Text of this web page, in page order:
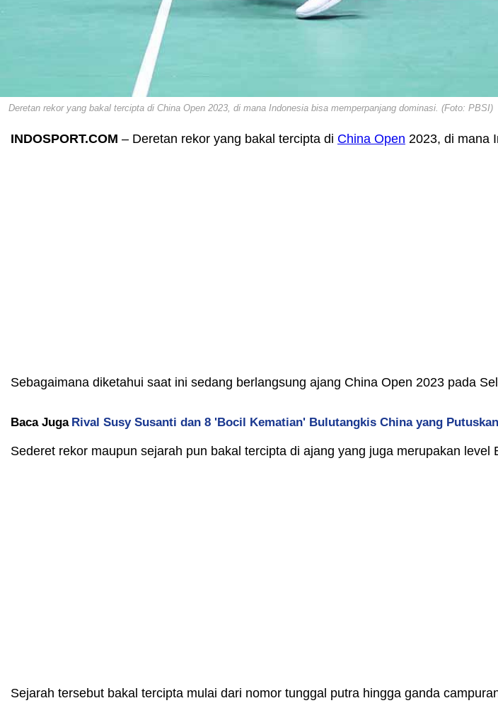
Deretan rekor yang bakal tercipta di China Open 2023, di mana Indonesia bisa memperpanjang dominasi. (Foto: PBSI)
INDOSPORT.COM – Deretan rekor yang bakal tercipta di China Open 2023, di mana
Sebagaimana diketahui saat ini sedang berlangsung ajang China Open 2023 pada
Baca Juga Rival Susy Susanti dan 8 'Bocil Kematian' Bulutangkis China yang
Sederet rekor maupun sejarah pun bakal tercipta di ajang yang juga merupakan level
Sejarah tersebut bakal tercipta mulai dari nomor tunggal putra hingga ganda